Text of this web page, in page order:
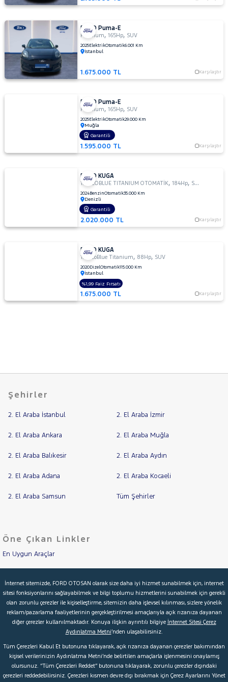
FORD Puma-E
Premium,165Hp, SUV
2025ElektrikOtomatik6.001 Km
İstanbul
1.675.000 TL Karşılaştır
FORD Puma-E
Premium,165Hp, SUV
2025ElektrikOtomatik29.000 Km
Muğla
1.595.000 TL Karşılaştır
Garantili
FORD KUGA
1.5 ECOBLUE TITANIUM OTOMATİK,184Hp, SUV
2024BenzinOtomatik35.000 Km
Denizli
2.020.000 TL Karşılaştır
Garantili
FORD KUGA
1.5 EcoBlue Titanium, 88Hp, SUV
2020DizelOtomatik115.000 Km
İstanbul
1.675.000 TL Karşılaştır
%1,99 Faiz Fırsatı
Şehirler
2. El Araba İstanbul 2. El Araba İzmir
2. El Araba Ankara 2. El Araba Muğla
2. El Araba Balıkesir 2. El Araba Aydın
2. El Araba Adana 2. El Araba Kocaeli
2. El Araba Samsun Tüm Şehirler
Öne Çıkan Linkler
En Uygun Araçlar
İkinci El Garanti
Kampanyalar
Kredi Hesaplama & Başvuru
© 2026 Ford Türkiye Ford Kurumsal Hakkımızda
İnternet sitemizde, FORD OTOSAN olarak size daha iyi hizmet sunabilmek için, internet
sitesi fonksiyonlarını sağlayabilmek ve bilgi toplumu hizmetlerini sunabilmek için gerekli
olan zorunlu çerezler ile kişiselleştirme, sitemizin daha işlevsel kılınması, sizlere yönelik
reklam/pazarlama faaliyetlerinin gerçekleştirilmesi amaçlarıyla açık rızanıza dayanan
diğer çerezler kullanılmaktadır. Konuya ilişkin ayrıntılı bilgiye İnternet Sitesi Çerez
Aydınlatma Metni’nden ulaşabilirsiniz.
Tüm Çerezleri Kabul Et butonuna tıklayarak, açık rızanıza dayanan çerezler bakımından
kişisel verilerinizin Aydınlatma Metni’nde belirtilen amaçlarla işlenmesini onaylamış
olursunuz. “Tüm Çerezleri Reddet” butonuna tıklayarak, zorunlu çerezler dışındaki
çerezleri reddedebilirsiniz. Çerezleri kısmen devre dışı bırakmak için Çerez Ayarlarını Yönet